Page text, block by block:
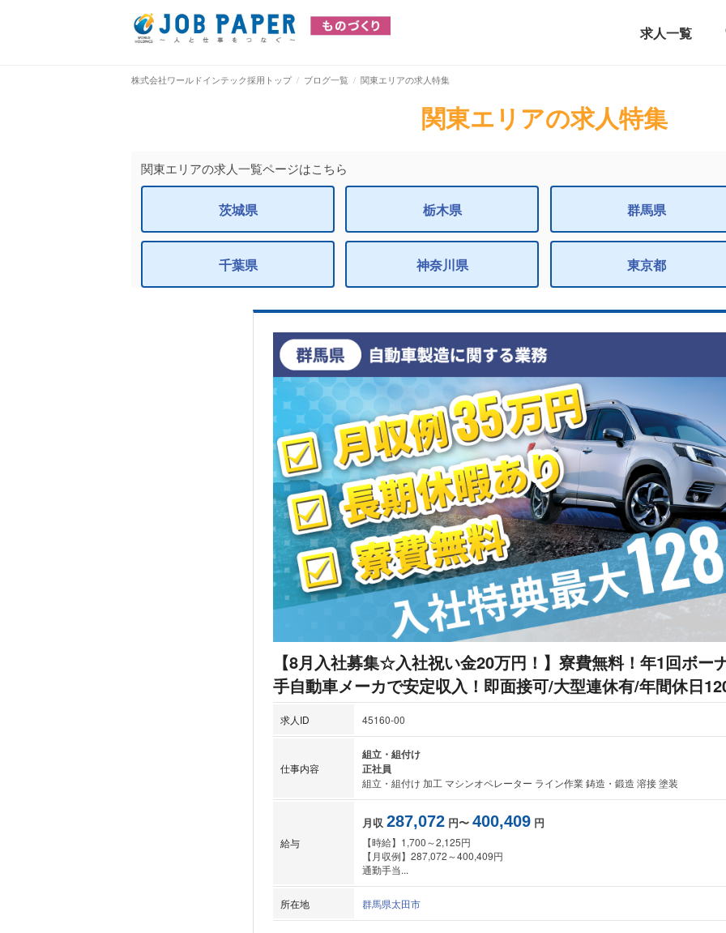
求人一覧
株式会社ワールドインテック採用トップ ブログ一覧 関東エリアの求人特集
関東エリアの求人特集
関東エリアの求人一覧ページはこちら
茨城県 栃木県 群馬県
千葉県 神奈川県 東京都
【8月入社募集☆入社祝い金20万円！】寮費無料！年1回ボー
手自動車メーカで安定収入！即面接可/大型連休有/年間休日
求人ID 45160-00
仕事内容
組立・組付け
正社員
組立・組付け 加工 マシンオペレーター ライン作業 鋳造・鍛造 溶接 塗装
給与
月収 287,072 円〜 400,409 円
【時給】1,700～2,125円
【月収例】287,072～400,409円
通勤手当...
所在地 群馬県太田市